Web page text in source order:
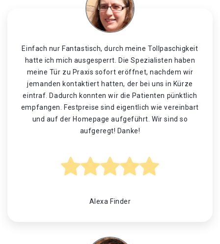
Einfach nur Fantastisch, durch meine Tollpaschigkeit
hatte ich mich ausgesperrt. Die Spezialisten haben
meine Tür zu Praxis sofort eröffnet, nachdem wir
jemanden kontaktiert hatten, der bei uns in Kürze
eintraf. Dadurch konnten wir die Patienten pünktlich
empfangen. Festpreise sind eigentlich wie vereinbart
und auf der Homepage aufgeführt. Wir sind so
aufgeregt! Danke!
Alexa Finder